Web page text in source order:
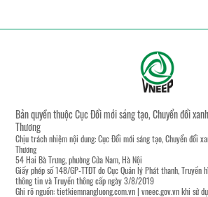
Bản quyền thuộc Cục Đổi mới sáng tạo, Chuyển đổi
Thương
Chịu trách nhiệm nội dung: Cục Đổi mới sáng tạo, Chuyển đổi
Thương
54 Hai Bà Trưng, phường Cửa Nam, Hà Nội
Giấy phép số 148/GP-TTĐT do Cục Quản lý Phát thanh, Truyền
thông tin và Truyền thông cấp ngày 3/8/2019
Ghi rõ nguồn:tietkiemnangluong.com.vn| vneec.gov.vnkhi sử